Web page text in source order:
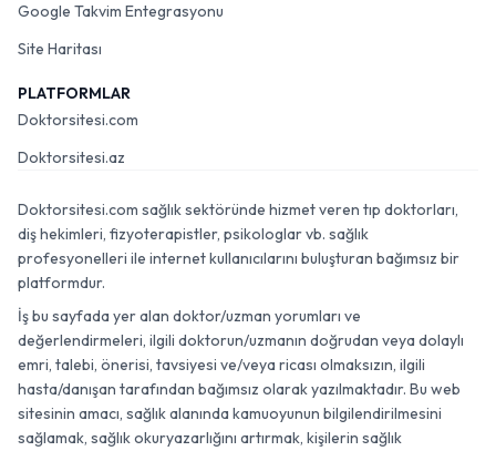
Google Takvim Entegrasyonu
Site Haritası
PLATFORMLAR
Doktorsitesi.com
Doktorsitesi.az
Doktorsitesi.com sağlık sektöründe hizmet veren tıp doktorları,
diş hekimleri, fizyoterapistler, psikologlar vb. sağlık
profesyonelleri ile internet kullanıcılarını buluşturan bağımsız bir
platformdur.
İş bu sayfada yer alan doktor/uzman yorumları ve
değerlendirmeleri, ilgili doktorun/uzmanın doğrudan veya dolaylı
emri, talebi, önerisi, tavsiyesi ve/veya ricası olmaksızın, ilgili
hasta/danışan tarafından bağımsız olarak yazılmaktadır. Bu web
sitesinin amacı, sağlık alanında kamuoyunun bilgilendirilmesini
sağlamak, sağlık okuryazarlığını artırmak, kişilerin sağlık